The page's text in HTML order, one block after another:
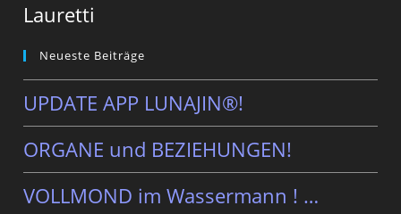
Lauretti
Neueste Beiträge
UPDATE APP LUNAJIN®!
ORGANE und BEZIEHUNGEN!
VOLLMOND im Wassermann ! …